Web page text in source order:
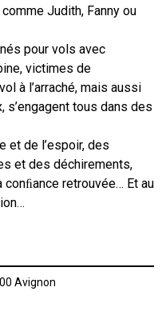
Judith, Fanny ou
pour vols avec
victimes de
à l’arraché, mais aussi
tous dans des
et de l’espoir, des
et des déchirements,
retrouvée… Et au
Avignon